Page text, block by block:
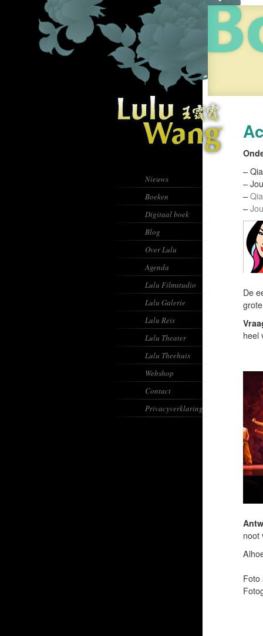
Nieuws
Boeken
Digitaal boek
Blog
Over Lulu
Agenda
Lulu Filmstudio
Lulu Galerie
Lulu Reis
Lulu Theater
Lulu Theehuis
Webshop
Contact
Privacyverklaring
–
–
–
–
De
heel
noot
Foto